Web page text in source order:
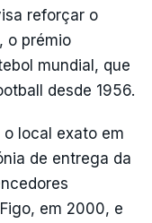
reforçar o
o prémio
mundial, que
desde 1956.
local exato em
de entrega da
em 2000, e